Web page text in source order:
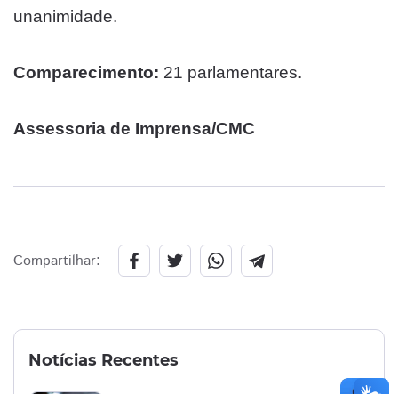
unanimidade.
Comparecimento: 21 parlamentares.
Assessoria de Imprensa/CMC
Compartilhar:
Notícias Recentes